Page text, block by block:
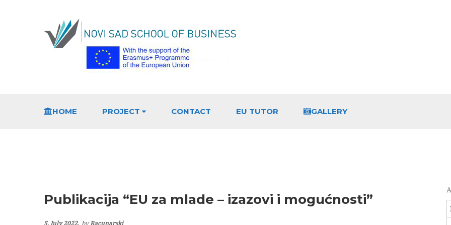
HOME PROJECT CONTACT EU TUTOR GALLERY
Publikacija “EU za mlade – izazovi i mogućnosti”
5. July 2022. byRacunarski